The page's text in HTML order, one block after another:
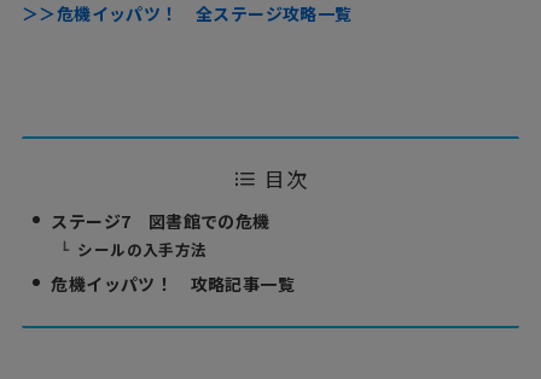
＞＞危機イッパツ！ 全ステージ攻略一覧
目次
ステージ7 図書館での危機
シールの入手方法
危機イッパツ！ 攻略記事一覧